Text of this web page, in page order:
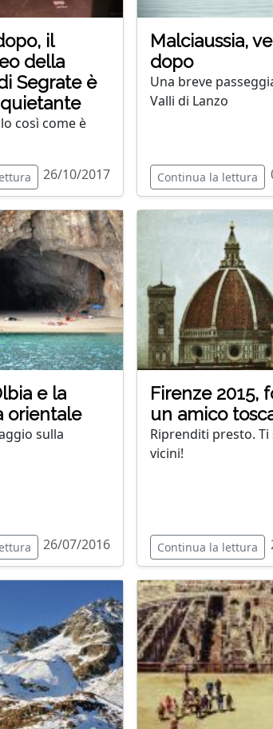
il
della
Segrate è
così come è
26/10/2017
Malciaussia,
dopo
Una breve
Valli di Lanzo
Continua la lettura
e la
orientale
sulla
26/07/2016
Firenze 2015,
un amico
Riprenditi presto. Ti
vicini!
Continua la lettura